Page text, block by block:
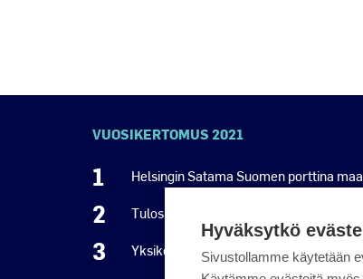
VUOSIKERTOMUS 2021
1 Helsingin Satama Suomen porttina
2 Tulos tappiolla toisena vuonna peräkkäin
3 Yksiköity tavaraliikenne ylsi ennätykseen
Hyväksytkö
Sivustollamme käytetään